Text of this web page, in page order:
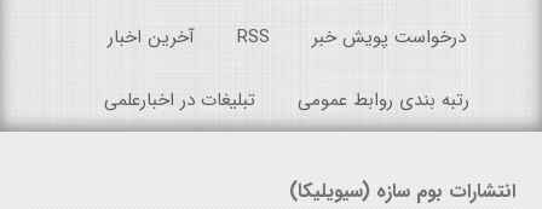
درخواست پویش خبر RSS آخرین اخبار
رتبه بندی روابط عمومی تبلیغات در اخبارعلمی
انتشارات بوم سازه (سیویلیکا)